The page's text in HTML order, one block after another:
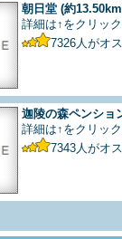
朝日堂 (約
詳細は↑をクリック
7326 人がオ
迦陵の森ペンショ
詳細は↑をクリック
7343 人がオ